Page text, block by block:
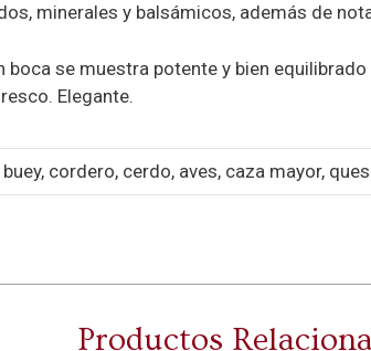
minerales y balsámicos, además de
boca se muestra potente y bien
Elegante.
buey, cordero, cerdo, aves, caza mayor,
Productos